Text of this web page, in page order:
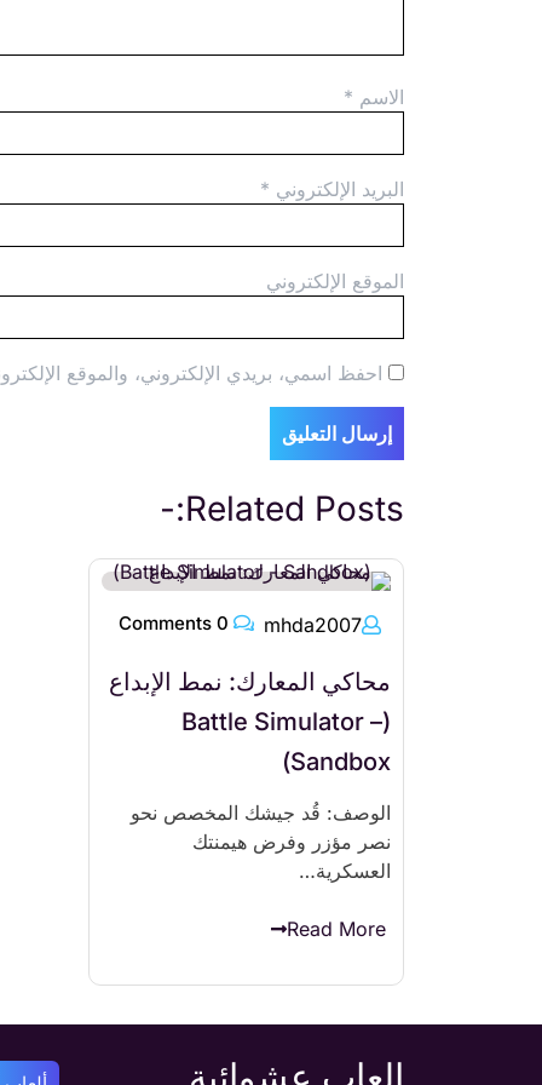
الاسم *
البريد الإلكتروني *
الموقع الإلكتروني
احفظ اسمي، بريدي الإلكتروني، والموقع
Related Posts:-
mhda2007
محاكي المعارك: نمط الإبداع
(Battle Simulator –
Sandbox)
الوصف: قُد جيشك المخصص نحو
نصر مؤزر وفرض هيمنتك
العسكرية…
Read More
العاب عشوائية